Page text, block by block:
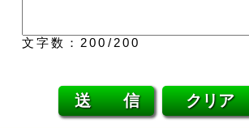
文字数： 200 /200